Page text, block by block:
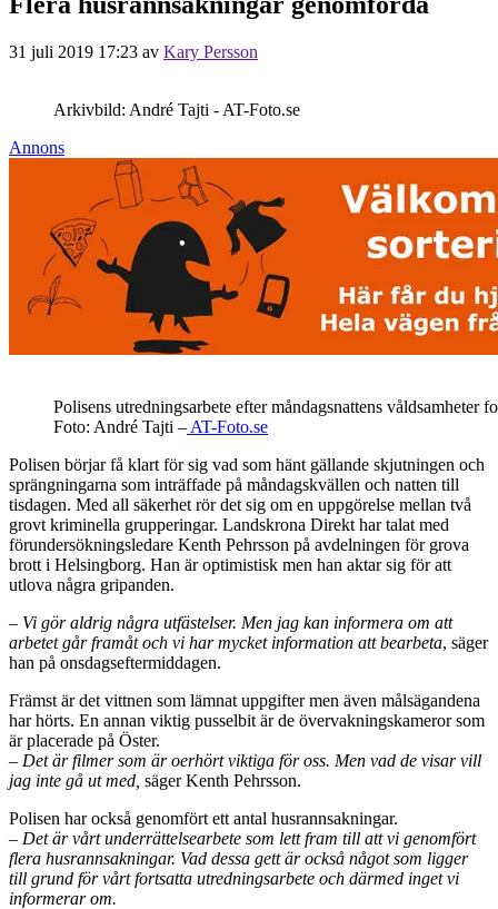
31 juli 2019 17:23 av Kary Persson
Arkivbild: André Tajti - AT-Foto.se
Annons
Polisens utredningsarbete efter måndagsnattens våldsamheter
Foto: André Tajti – AT-Foto.se
Polisen börjar få klart för sig vad som hänt gällande skjutningen och
sprängningarna som inträffade på måndagskvällen och natten till
tisdagen. Med all säkerhet rör det sig om en uppgörelse mellan två
grovt kriminella grupperingar. Landskrona Direkt har talat med
förundersökningsledare Kenth Pehrsson på avdelningen för grova
brott i Helsingborg. Han är optimistisk men han aktar sig för att
utlova några gripanden.
– Vi gör aldrig några utfästelser. Men jag kan informera om att
arbetet går framåt och vi har mycket information att bearbeta, säger
han på onsdagseftermiddagen.
Främst är det vittnen som lämnat uppgifter men även målsägandena
har hörts. En annan viktig pusselbit är de övervakningskameror som
är placerade på Öster.
– Det är filmer som är oerhört viktiga för oss. Men vad de visar vill
jag inte gå ut med, säger Kenth Pehrsson.
Polisen har också genomfört ett antal husrannsakningar.
– Det är vårt underrättelsearbete som lett fram till att vi genomfört
flera husrannsakningar. Vad dessa gett är också något som ligger
till grund för vårt fortsatta utredningsarbete och därmed inget vi
informerar om.